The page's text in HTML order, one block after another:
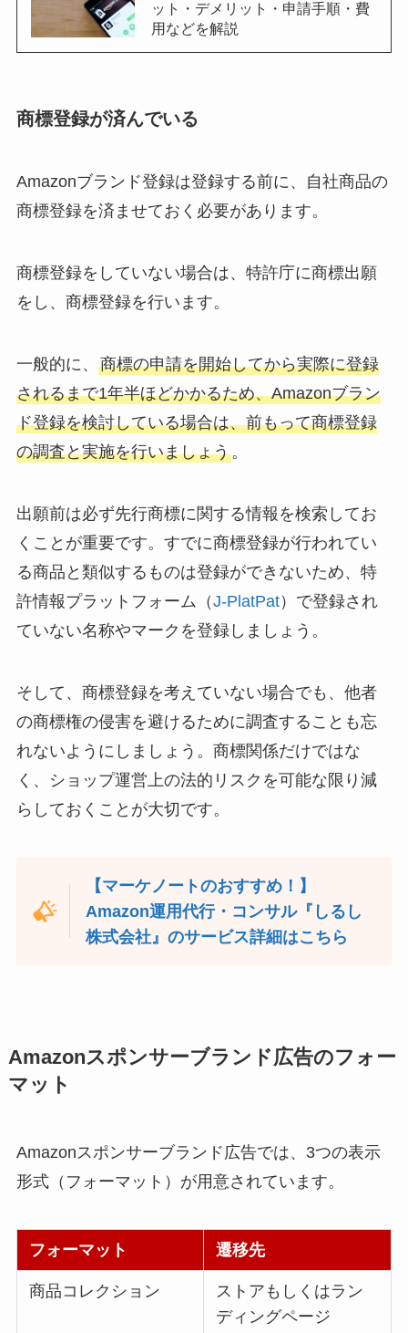
ット・デメリット・申請手順・費
用などを解説
商標登録が済んでいる
Amazonブランド登録は登録する前に、自社商品の
商標登録を済ませておく必要があります。
商標登録をしていない場合は、特許庁に商標出願
をし、商標登録を行います。
一般的に、 商標の申請を開始してから実際に登録
されるまで1年半ほどかかるため、Amazonブラン
ド登録を検討している場合は、前もって商標登録
の調査と実施を行いましょう。
出願前は必ず先行商標に関する情報を検索してお
くことが重要です。すでに商標登録が行われてい
る商品と類似するものは登録ができないため、特
許情報プラットフォーム（J-PlatPat）で登録され
ていない名称やマークを登録しましょう。
そして、商標登録を考えていない場合でも、他者
の商標権の侵害を避けるために調査することも忘
れないようにしましょう。商標関係だけではな
く、ショップ運営上の法的リスクを可能な限り減
らしておくことが大切です。
【マーケノートのおすすめ！】
Amazon運用代行・コンサル『しるし
株式会社』のサービス詳細はこちら
Amazonスポンサーブランド広告のフォー
マット
Amazonスポンサーブランド広告では、3つの表示
形式（フォーマット）が用意されています。
フォーマット 遷移先
商品コレクション
ストアもしくはラン
ディングページ